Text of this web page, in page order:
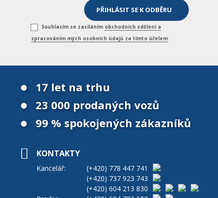
Souhlasím se zasíláním obchodních sdělení a
zpracováním mých osobních údajů za tímto účelem.
17 let na trhu
23 000 prodaných vozů
99 % spokojených zákazníků
KONTAKTY
Kancelář: (+420) 778 447 741
(+420) 737 923 743
(+420) 604 213 830